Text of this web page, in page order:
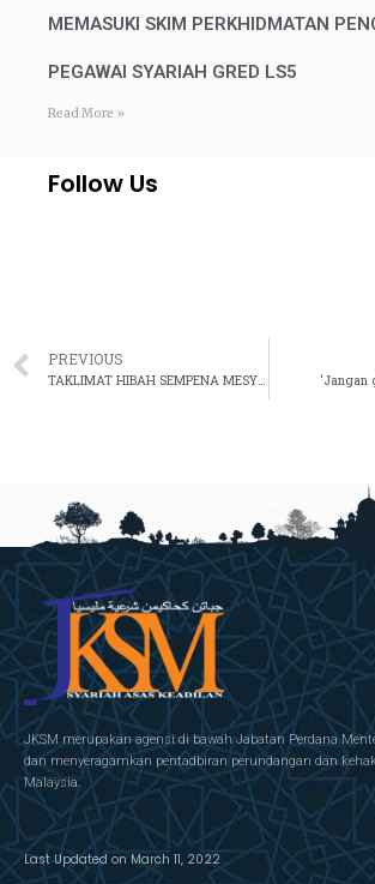
MEMASUKI SKIM PERKHIDMATAN
PEGAWAI SYARIAH GRED LS5
Read More »
Follow Us
PREVIOUS
TAKLIMAT HIBAH SEMPENA MESYUARAT KHAS SEKSYEN RAYUAN BERSAMA HAKIM RAYUAN SYARIAH JKSM ‘Jangan
JKSM merupakan agensi di bawah Jabatan Perdana
dan menyeragamkan pentadbiran perundangan dan
Malaysia.
Last Updated on March 11, 2022